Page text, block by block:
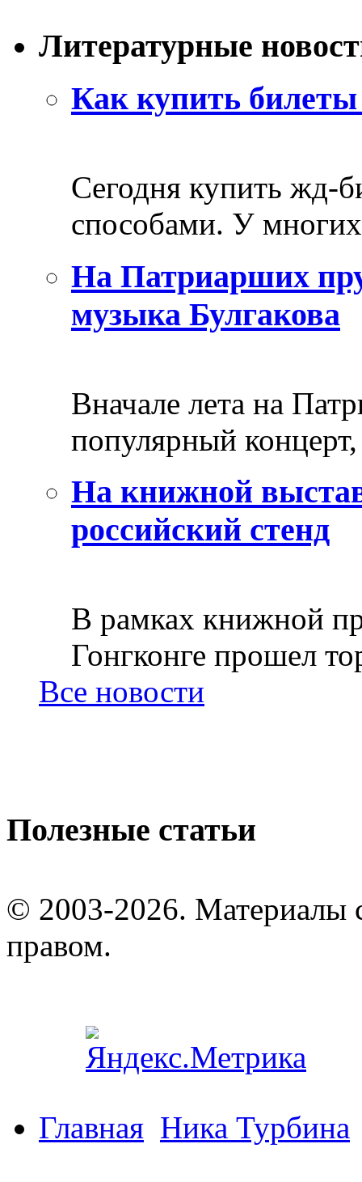
Литературные
Как купить билеты
Сегодня купить жд-
способами. У
На Патриарших
музыка Булгакова
Вначале лета на
популярный
На книжной
российский стенд
В рамках книжной
Гонгконге прошел
Все новости
Полезные статьи
© 2003-2026. Материалы
правом.
Главная Ника Турбина